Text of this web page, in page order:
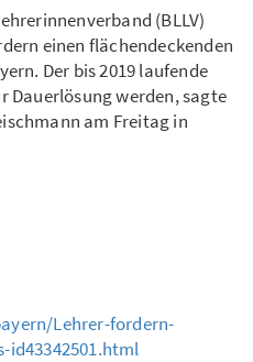
(BLLV)
einen flächendeckenden
Der bis 2019 laufende
Dauerlösung werden, sagte
am Freitag in
Lehrer-fordern-
id43342501.html